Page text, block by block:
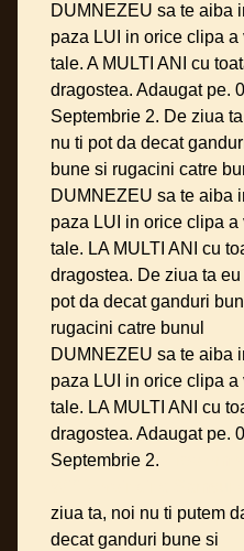
DUMNEZEU sa te aiba
paza LUI in orice clipa a
tale. A MULTI ANI cu
dragostea. Adaugat pe.
Septembrie 2. De ziua
nu ti pot da decat
bune si rugacini catre
DUMNEZEU sa te aiba
paza LUI in orice clipa a
tale. LA MULTI ANI cu
dragostea. De ziua ta eu
pot da decat ganduri
rugacini catre bunul
DUMNEZEU sa te aiba
paza LUI in orice clipa a
tale. LA MULTI ANI cu
dragostea. Adaugat pe.
Septembrie 2.
ziua ta, noi nu ti putem
decat ganduri bune si